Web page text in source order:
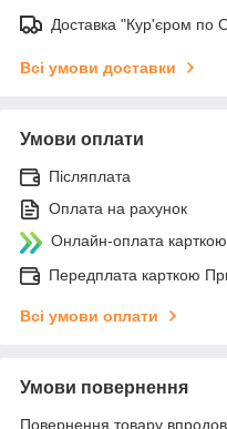
Доставка "Кур'єром по
Всі умови доставки
Умови оплати
Післяплата
Оплата на рахунок
Онлайн-оплата
Передплата карткою
Всі умови оплати
Умови повернення
Повернення товару